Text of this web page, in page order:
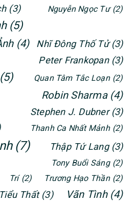
(3) Nguyễn Ngọc Tư (2)
(5)
(4) Nhĩ Đông Thố Tử (3)
Peter Frankopan (3)
(5) Quan Tâm Tắc Loạn (2)
Robin Sharma (4)
Stephen J. Dubner (3)
Thanh Ca Nhất Mảnh (2)
(7) Thập Tứ Lang (3)
Tony Buổi Sáng (2)
Trí (2) Trương Hạo Thần (2)
Thất (3) Vãn Tình (4)